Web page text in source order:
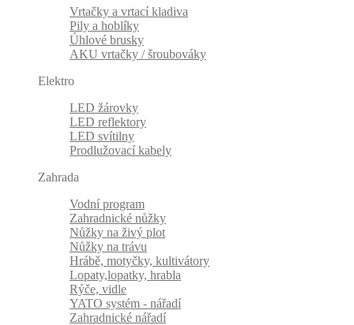
Vrtačky a vrtací kladiva
Pily a hoblíky
Úhlové brusky
AKU vrtačky / šroubováky
Elektro
LED žárovky
LED reflektory
LED svítilny
Prodlužovací kabely
Zahrada
Vodní program
Zahradnické nůžky
Nůžky na živý plot
Nůžky na trávu
Hrábě, motyčky, kultivátory
Lopaty,lopatky, hrabla
Rýče, vidle
YATO systém - nářadí
Zahradnické nářadí